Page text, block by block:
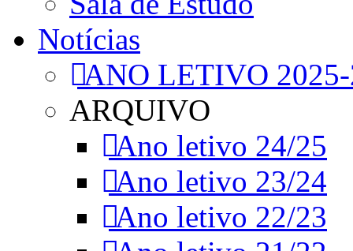
Notícias
ANO LETIVO
ARQUIVO
Ano letivo 24/25
Ano letivo 23/24
Ano letivo 22/23